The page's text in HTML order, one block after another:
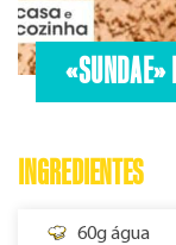
«SUNDAE»
INGREDIENTES
60g água